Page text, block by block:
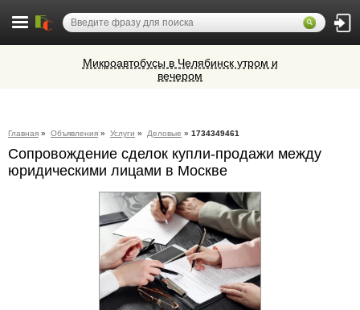
фонари из профиля СИАЛ (Россия)
Ветеринарная аптека КазВетСнаб
предлагает большой выбор
для животных.
Микроавтобусы в Челябинск утром и
вечером
Главная » Объявления » Услуги » Деловые » 1734349461
Сопровождение сделок купли-продажи между
юридическими лицами в Москве